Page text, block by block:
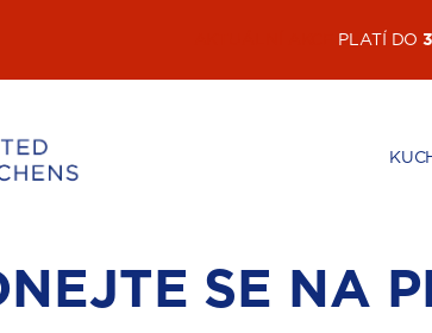
PLATÍ DO
SE NA